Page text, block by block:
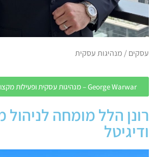
עסקים / מנהיגות עסקית
George Warwar – מנהיגות עסקית ופעילות מקצועית
רונן הלל מומחה לניהול
ודיגיטל